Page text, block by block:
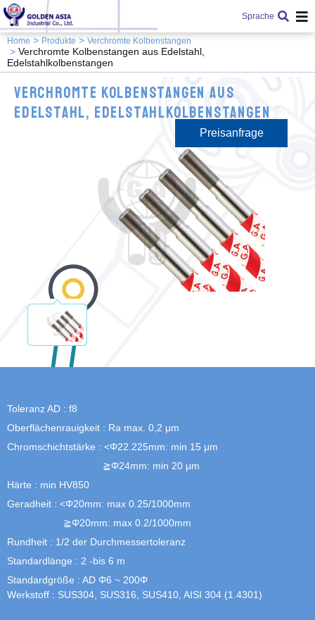
Sprache
Home Produkte Verchromte Kolbenstangen
Verchromte Kolbenstangen aus Edelstahl,
Edelstahlkolbenstangen
Verchromte Kolbenstangen aus
Edelstahl, Edelstahlkolbenstangen
Preisanfrage
Toleranz AD : f8
Oberflächenrauigkeit : Ra max. 0,2 μm
Chromschichtstärke : <Φ22.225mm: min 15 μm
≧Φ24mm: min 20 μm
Härte : min HV850
Geradheit : <Φ20mm: max 0.25/1000mm
≧Φ20mm: max 0.2/1000mm
Rundheit : 1/2 der Durchmessertoleranz
Standardlänge : 2 -bis 6 m
Standardgröße : AD Φ6 ~ 200Φ
Werkstoff : SUS304, SUS316, SUS410, AISI 304 (1.4301)